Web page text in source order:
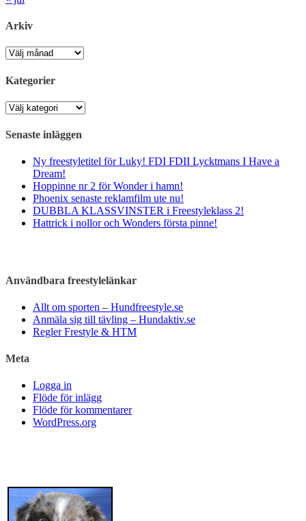
Arkiv
Arkiv
Kategorier
Kategorier
Senaste inläggen
Ny freestyletitel för Luky! FDI FDII Lycktmans I Have a
Dream!
Hoppinne nr 2 för Wonder i hamn!
Phoenix senaste reklamfilm ute nu!
DUBBLA KLASSVINSTER i Freestyleklass 2!
Hattrick i nollor och Wonders första pinne!
Användbara freestylelänkar
Allt om sporten – Hundfreestyle.se
Anmäla sig till tävling – Hundaktiv.se
Regler Frestyle & HTM
Meta
Logga in
Flöde för inlägg
Flöde för kommentarer
WordPress.org